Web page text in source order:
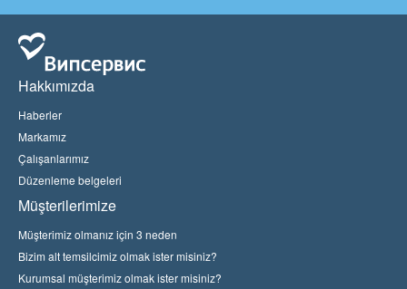
Hakkımızda
Haberler
Markamız
Çalışanlarımız
Düzenleme belgeleri
Müşterilerimize
Müşterimiz olmanız için 3 neden
Bizim alt temsilcimiz olmak ister misiniz?
Kurumsal müşterimiz olmak ister misiniz?